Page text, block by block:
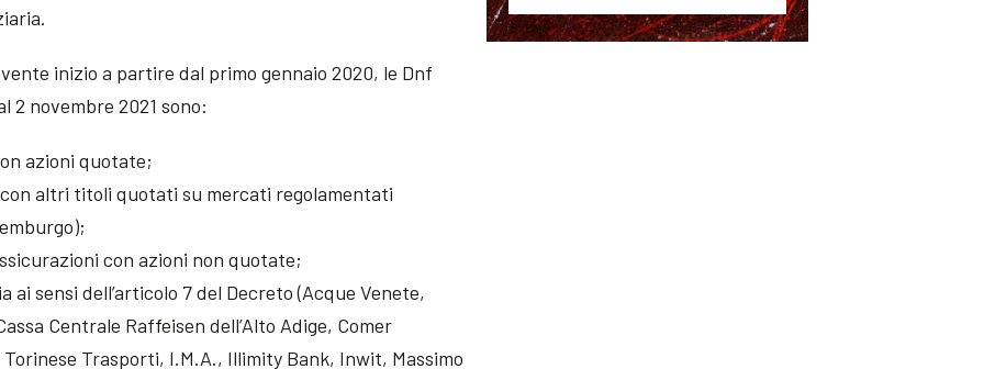
inizio a partire dal primo gennaio 2020, le Dnf
2 novembre 2021 sono:
azioni quotate;
altri titoli quotati su mercati regolamentati
con azioni non quotate;
sensi dell’articolo 7 del Decreto (Acque Venete,
Centrale Raffeisen dell’Alto Adige, Comer
Trasporti, I.M.A., Illimity Bank, Inwit, Massimo